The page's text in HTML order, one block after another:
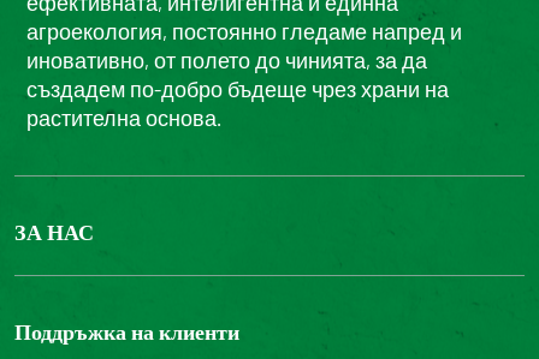
агроекология, постоянно гледаме напред и
иновативно, от полето до чинията, за да
създадем по-добро бъдеще чрез храни на
растителна основа.
ЗА НАС
БОНДЮЕЛ ГРУП
Поддръжка на клиенти